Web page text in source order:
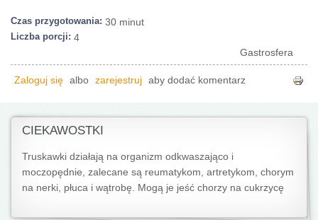
Czas przygotowania: 30 minut
Liczba porcji: 4
Gastrosfera
Zaloguj się albo zarejestruj aby dodać komentarz
CIEKAWOSTKI
Truskawki działają na organizm odkwaszająco i
moczopędnie, zalecane są reumatykom, artretykom, chorym
na nerki, płuca i wątrobę. Mogą je jeść chorzy na cukrzycę